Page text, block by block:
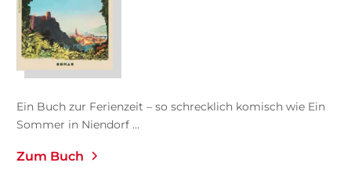
Ein Buch zur Ferienzeit – so schrecklich komisch wie Ein
Sommer in Niendorf ...
Zum Buch